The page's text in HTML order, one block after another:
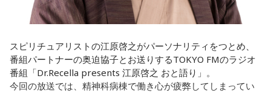
りました。
遠山：自分自身の内面をすごく辿って探っている曲ですよ
ね？
ほのか：はい。私は「自分自身を分かってみたい」という気
ュアルというものは、いつも同じく同等に思わなきゃダメだ
と言っているんです。昔から「健全な身体に健全な精神宿
それは、例えばご病気の方とかはダメだとか、そういう風に
差別しているわけではなくてね。私達、コンディションが良
いと心のコンディションも良くなりません？ やっぱり、寝不
スピリチュアリストの江原啓之がパーソナリティをつとめ、
番組パートナーの奥迫協子とお送りするTOKYO FMのラジオ
番組「Dr.Recella presents 江原啓之 おと語り」。
今回の放送では、精神科病棟で働き心が疲弊してしまってい